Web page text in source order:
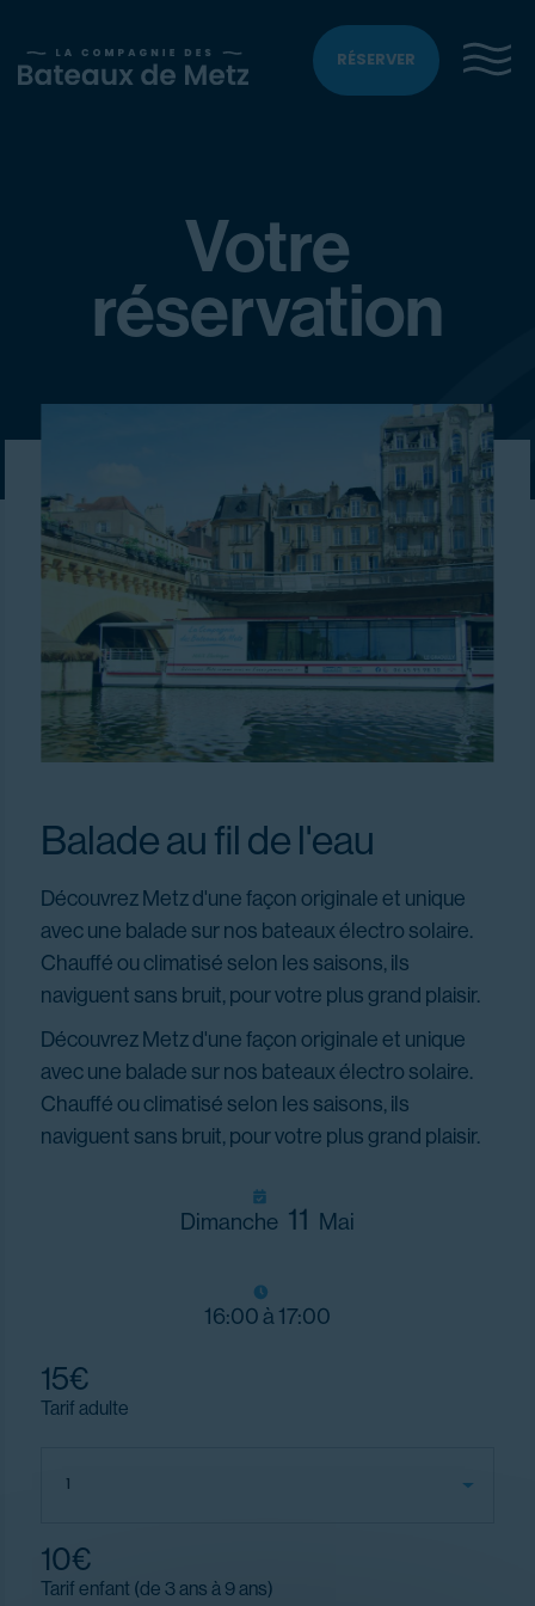
RÉSERVER
Votre
réservation
Balade au fil de l'eau
Découvrez Metz d'une façon originale et unique
avec une balade sur nos bateaux électro solaire.
Chauffé ou climatisé selon les saisons, ils
naviguent sans bruit, pour votre plus grand plaisir.
Découvrez Metz d'une façon originale et unique
avec une balade sur nos bateaux électro solaire.
Chauffé ou climatisé selon les saisons, ils
naviguent sans bruit, pour votre plus grand plaisir.
Dimanche 11 Mai
16:00 à 17:00
15€
Tarif adulte
10€
Tarif enfant (de 3 ans à 9 ans)